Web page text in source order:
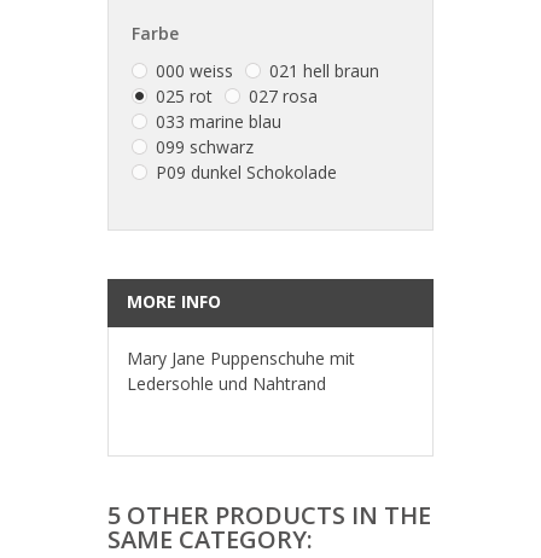
Farbe
000 weiss
021 hell braun
025 rot
027 rosa
033 marine blau
099 schwarz
P09 dunkel Schokolade
MORE INFO
Mary Jane Puppenschuhe mit
Ledersohle und Nahtrand
5 OTHER PRODUCTS IN THE
SAME CATEGORY: